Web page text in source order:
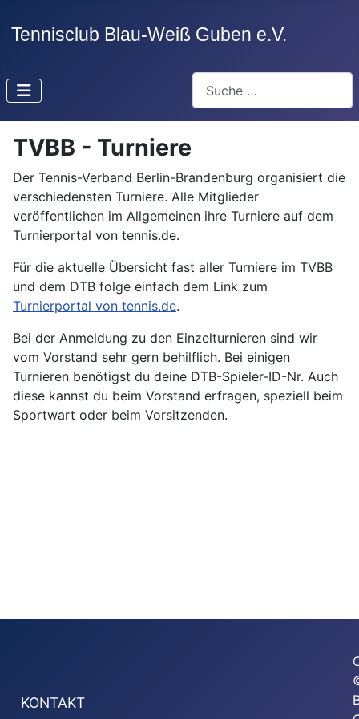
TVBB - Turniere
Der Tennis-Verband Berlin-Brandenburg organisiert die
verschiedensten Turniere. Alle Mitglieder
veröffentlichen im Allgemeinen ihre Turniere auf dem
Turnierportal von tennis.de.
Für die aktuelle Übersicht fast aller Turniere im TVBB
und dem DTB folge einfach dem Link zum
Turnierportal von tennis.de.
Bei der Anmeldung zu den Einzelturnieren sind wir
vom Vorstand sehr gern behilflich. Bei einigen
Turnieren benötigst du deine DTB-Spieler-ID-Nr. Auch
diese kannst du beim Vorstand erfragen, speziell beim
Sportwart oder beim Vorsitzenden.
KONTAKT